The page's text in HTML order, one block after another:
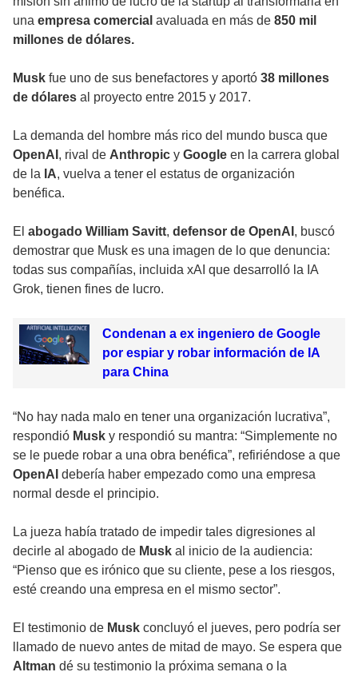
una empresa comercial avaluada en más de 850 mil
millones de dólares.
Musk fue uno de sus benefactores y aportó 38 millones
de dólares al proyecto entre 2015 y 2017.
La demanda del hombre más rico del mundo busca que
OpenAI , rival de Anthropic y Google en la carrera global
de la IA, vuelva a tener el estatus de organización
benéfica.
El abogado William Savitt, defensor de OpenAI , buscó
demostrar que Musk es una imagen de lo que denuncia:
todas sus compañías, incluida xAI que desarrolló la IA
Grok, tienen fines de lucro.
Condenan a ex ingeniero de Google
por espiar y robar información de IA
para China
“No hay nada malo en tener una organización lucrativa”,
respondió Musk y respondió su mantra: “Simplemente no
se le puede robar a una obra benéfica”, refiriéndose a que
OpenAI debería haber empezado como una empresa
normal desde el principio.
La jueza había tratado de impedir tales digresiones al
decirle al abogado de Musk al inicio de la audiencia:
“Pienso que es irónico que su cliente, pese a los riesgos,
esté creando una empresa en el mismo sector”.
El testimonio de Musk concluyó el jueves, pero podría ser
llamado de nuevo antes de mitad de mayo. Se espera que
Altman dé su testimonio la próxima semana o la